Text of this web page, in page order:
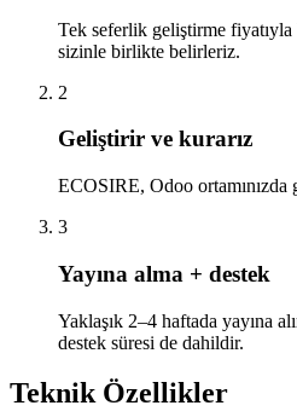
Tek seferlik geliştirme fiyatıyla
sizinle birlikte belirleriz.
2
Geliştirir ve kurarız
ECOSIRE, Odoo ortamınızda
3
Yayına alma + destek
Yaklaşık 2–4 haftada yayına
destek süresi de dahildir.
Teknik Özellikler